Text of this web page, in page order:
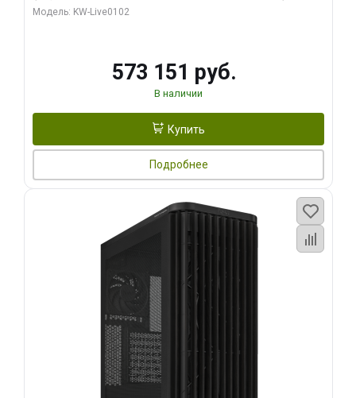
модуля)/ Afox RTX4090 24GB GDDR6X 384-Bit 3xDP
Модель: KW-Live0102
573 151 руб.
В наличии
Купить
Подробнее